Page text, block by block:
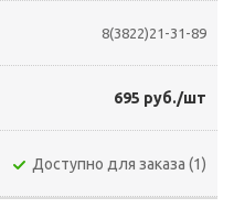
8(3822)21-31-89
695 руб./шт
Доступно для заказа (1)